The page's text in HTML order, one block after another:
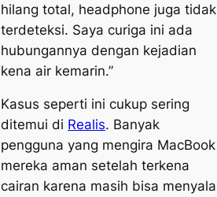
hilang total, headphone juga tidak
terdeteksi. Saya curiga ini ada
hubungannya dengan kejadian
kena air kemarin.”
Kasus seperti ini cukup sering
ditemui di Realis. Banyak
pengguna yang mengira MacBook
mereka aman setelah terkena
cairan karena masih bisa menyala